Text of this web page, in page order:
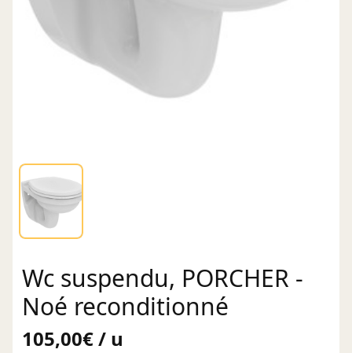
Wc suspendu, PORCHER -
Noé reconditionné
105,00€ / u